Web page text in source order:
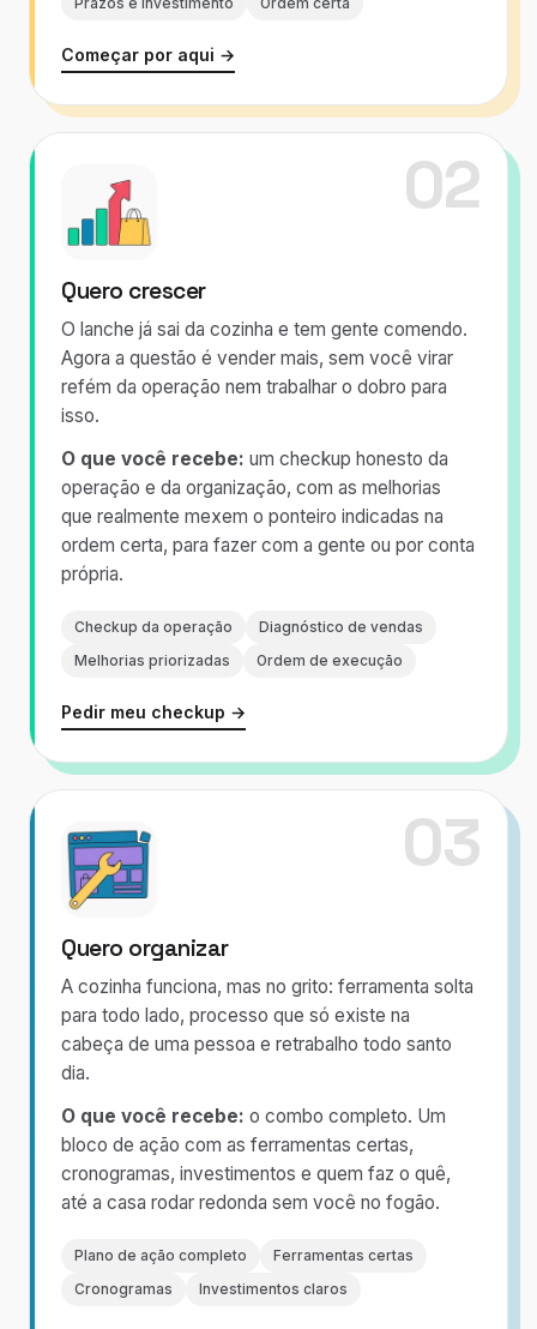
Prazos e investimento Ordem certa
Começar por aqui →
02
Quero crescer
O lanche já sai da cozinha e tem gente comendo.
Agora a questão é vender mais, sem você virar
refém da operação nem trabalhar o dobro para
isso.
O que você recebe: um checkup honesto da
operação e da organização, com as melhorias
que realmente mexem o ponteiro indicadas na
ordem certa, para fazer com a gente ou por conta
própria.
Checkup da operação
Diagnóstico de vendas
Melhorias priorizadas
Ordem de execução
Pedir meu checkup →
03
Quero organizar
A cozinha funciona, mas no grito: ferramenta solta
para todo lado, processo que só existe na
cabeça de uma pessoa e retrabalho todo santo
dia.
O que você recebe: o combo completo. Um
bloco de ação com as ferramentas certas,
cronogramas, investimentos e quem faz o quê,
até a casa rodar redonda sem você no fogão.
Plano de ação completo
Ferramentas certas
Cronogramas
Investimentos claros